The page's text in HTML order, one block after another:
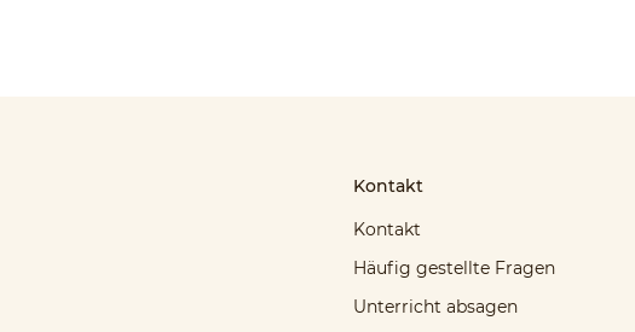
Kontakt
Kontakt
Häufig gestellte Fragen
Unterricht absagen